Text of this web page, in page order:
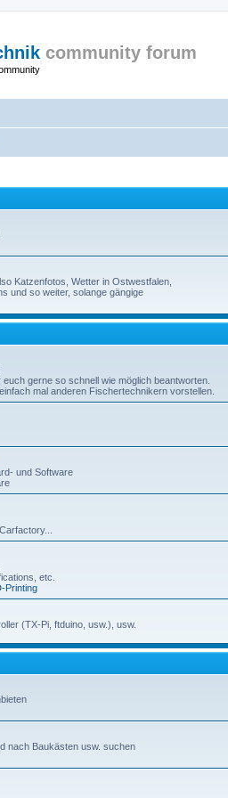
community forum
Katzenfotos, Wetter in Ostwestfalen,
und so weiter, solange gängige
gerne so schnell wie möglich beantworten.
mal anderen Fischertechnikern vorstellen.
und Software
etc.
Printing
(TX-Pi, ftduino, usw.), usw.
nach Baukästen usw. suchen